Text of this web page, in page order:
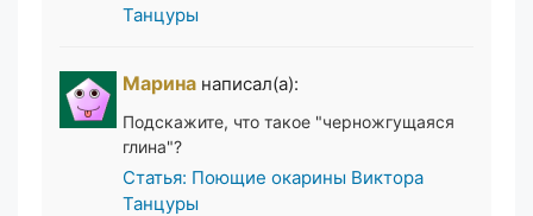
Танцуры
Марина написал(а):
Подскажите, что такое "черножгущаяся
глина"?
Статья: Поющие окарины Виктора
Танцуры